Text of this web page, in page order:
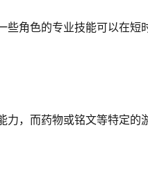
些角色的专业技能可以在短
力，而药物或铭文等特定的